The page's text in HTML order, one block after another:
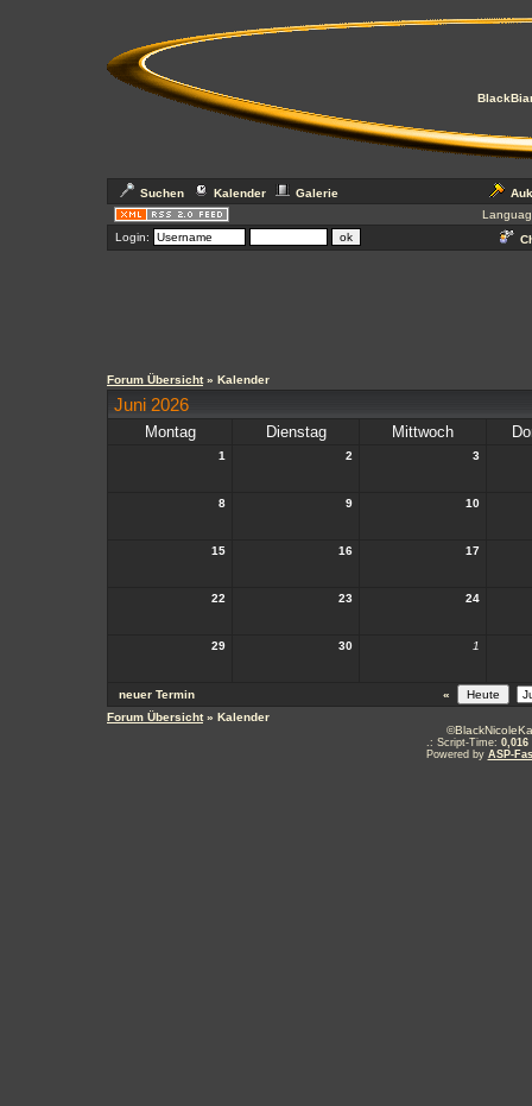
Suchen Kalender Galerie
Login:
Forum Übersicht» Kalender
Juni 2026
Montag Dienstag Mittwoch
1 2 3
8 9 10
15 16 17
22 23 24
29 30 1
neuer Termin
«
Forum Übersicht» Kalender
.: Script-Time: 0,016
Powered by ASP-